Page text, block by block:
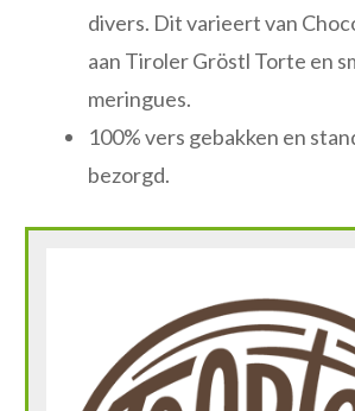
divers. Dit varieert van
aan Tiroler Gröstl Torte en
meringues.
100% vers gebakken en
bezorgd.